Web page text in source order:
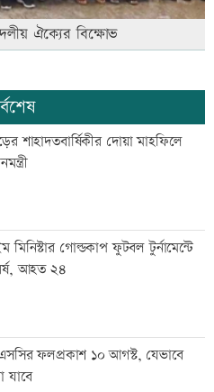
ঐক্যের বিক্ষোভ
শাহাদতবার্ষিকীর দোয়া মাহফিলে
মিনিস্টার গোল্ডকাপ ফুটবল টুর্নামেন্টে
আহত ২৪
ফলপ্রকাশ ১০ আগস্ট, যেভাবে
যাবে